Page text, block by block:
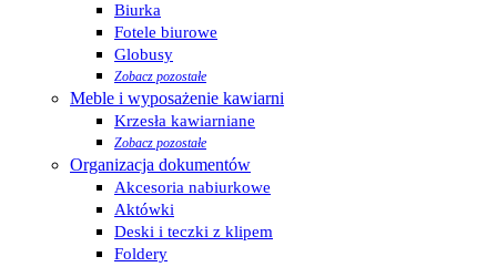
Biurka
Fotele biurowe
Globusy
Zobacz pozostałe
Meble i wyposażenie kawiarni
Krzesła kawiarniane
Zobacz pozostałe
Organizacja dokumentów
Akcesoria nabiurkowe
Aktówki
Deski i teczki z klipem
Foldery